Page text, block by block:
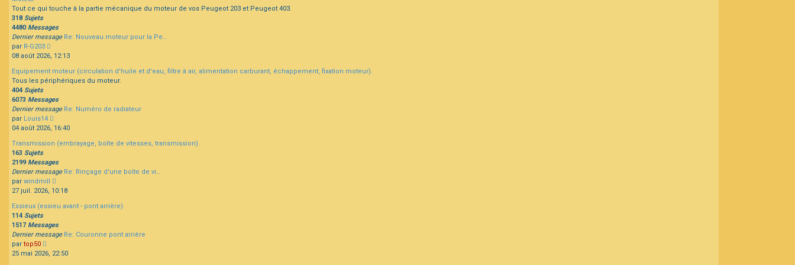
Tout ce qui touche à la partie mécanique du moteur de vos Peugeot 203 et Peugeot 403.
318 Sujets
4480Messages
Dernier message Re: Nouveau moteur pour la Pe…
par R-G203
le
message
08 août 2026, 12:13
Equipement moteur (circulation d'huile et d'eau, filtre à air, alimentation carburant, échappement, fixation moteur).
Tous les périphériques du moteur.
404 Sujets
6073 Messages
Dernier message Re: Numéro de radiateur
par Louis14
le
message
04 août 2026, 16:40
Transmission (embrayage, boîte de vitesses, transmission).
163 Sujets
2199 Messages
Dernier message Re: Rinçage d'une boîte de vi…
par windmill
le
message
27 juil. 2026, 10:18
Essieux (essieu avant - pont arrière).
114 Sujets
1517 Messages
Dernier message Re: Couronne pont arrière
par top50
le
25 mai 2026, 22:50